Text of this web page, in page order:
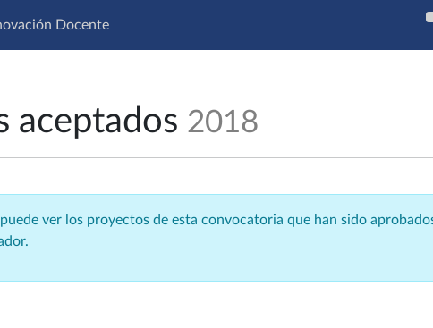
Docente
aceptados 2018
puede ver los proyectos de esta convocatoria que han sido